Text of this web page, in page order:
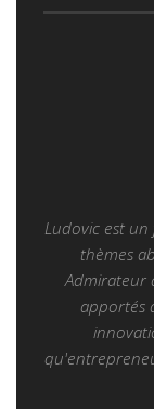
Ludovic est
thèmes
Admirateur
apportés